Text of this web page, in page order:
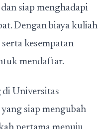
siap menghadapi
Dengan biaya kuliah
kesempatan
mendaftar.
di Universitas
siap mengubah